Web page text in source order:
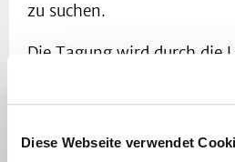
Diese Webseite verwendet
zu suchen.
Die Tagung wird durch die
Nationale Akademie der
gefördert.
Programm(Stand: